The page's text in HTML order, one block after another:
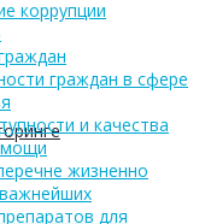
коррупции
граждан в сфере
и качества
жизненно
для